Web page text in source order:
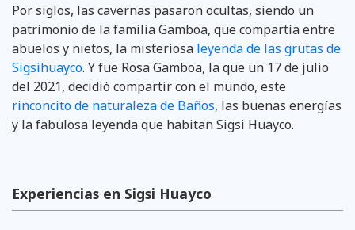
Por siglos, las cavernas pasaron ocultas, siendo un
patrimonio de la familia Gamboa, que compartía entre
abuelos y nietos, la misteriosa leyenda de las grutas de
Sigsihuayco. Y fue Rosa Gamboa, la que un 17 de julio
del 2021, decidió compartir con el mundo, este
rinconcito de naturaleza de Baños, las buenas energías
y la fabulosa leyenda que habitan Sigsi Huayco.
Experiencias en Sigsi Huayco